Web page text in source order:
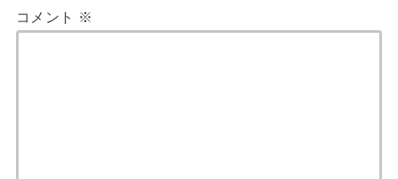
コメント ※